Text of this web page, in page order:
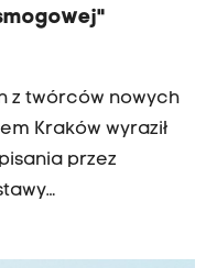
z twórców nowych
Kraków wyraził
przez